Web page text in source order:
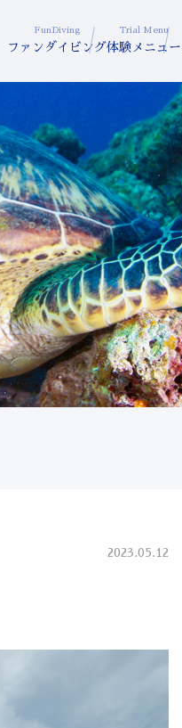
FunDiving
ファンダイビング
Trial Menu
体験メニュー
2023.05.12